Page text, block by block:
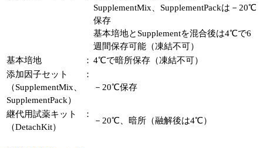
SupplementMix、SupplementPackは－20℃
保存
基本培地とSupplementを混合後は4℃で6
週間保存可能（凍結不可）
基本培地
： 4℃で暗所保存（凍結不可）
添加因子セット
（SupplementMix、
SupplementPack）
：
－20℃保存
継代用試薬キット
（DetachKit）
：
－20℃、暗所（融解後は4℃）